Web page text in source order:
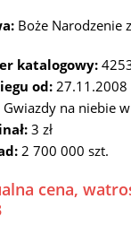
Boże Narodzenie
katalogowy:
od: 27.11.2008
Gwiazdy na niebie
3 zł
2 700 000 szt.
cena,